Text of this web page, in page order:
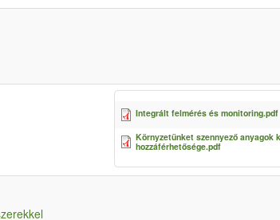
Integrált felmérés és monitoring.pdf
Környzetünket szennyező anyagok
hozzáférhetősége.pdf